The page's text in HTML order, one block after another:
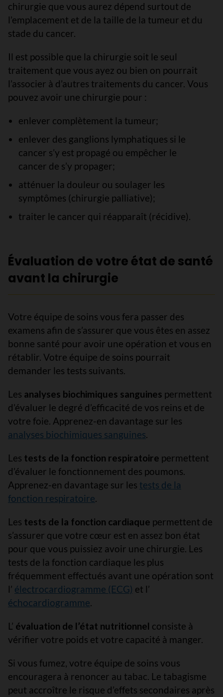
chirurgie que vous aurez dépend surtout de
l’emplacement et de la taille de la tumeur et du
stade du cancer.
Il est possible que la chirurgie soit le seul
traitement que vous ayez ou bien on pourrait
l’associer à d’autres traitements du cancer. Vous
pouvez avoir une chirurgie pour :
enlever complètement la tumeur;
enlever des ganglions lymphatiques si le
cancer s’y est propagé ou empêcher le
cancer de s’y propager;
atténuer la douleur ou soulager les
symptômes (chirurgie palliative);
traiter le cancer qui réapparaît (récidive).
Évaluation de votre état de santé
avant la chirurgie
Votre équipe de soins vous fera passer des
examens afin de s’assurer que vous êtes en assez
bonne santé pour avoir une opération et vous en
rétablir. Votre équipe de soins pourrait
demander les tests suivants.
Les analyses biochimiques sanguines permettent
d’évaluer le degré d’efficacité de vos reins et de
votre foie. Apprenez-en davantage sur les
analyses biochimiques sanguines.
Les tests de la fonction respiratoire permettent
d’évaluer le fonctionnement des poumons.
Apprenez-en davantage sur les tests de la
fonction respiratoire.
Les tests de la fonction cardiaque permettent de
s’assurer que votre cœur est en assez bon état
pour que vous puissiez avoir une chirurgie. Les
tests de la fonction cardiaque les plus
fréquemment effectués avant une opération sont
l’ électrocardiogramme (ECG) et l’
échocardiogramme.
L’ évaluation de l’état nutritionnel consiste à
vérifier votre poids et votre capacité à manger.
Si vous fumez, votre équipe de soins vous
encouragera à renoncer au tabac. Le tabagisme
peut accroître le risque d’effets secondaires après